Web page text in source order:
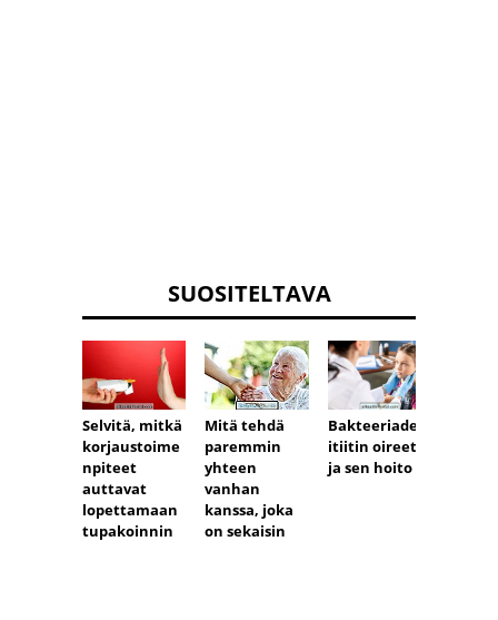
SUOSITELTAVA
Selvitä, mitkä
korjaustoime
npiteet
auttavat
lopettamaan
tupakoinnin
Mitä tehdä
paremmin
yhteen
vanhan
kanssa, joka
on sekaisin
Bakteeriaden
itiitin oireet
ja sen hoito